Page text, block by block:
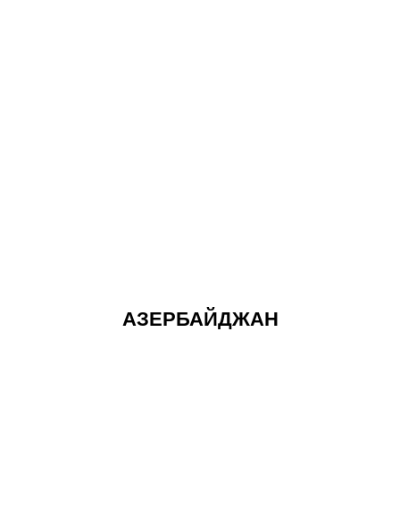
АЗЕРБАЙДЖАН